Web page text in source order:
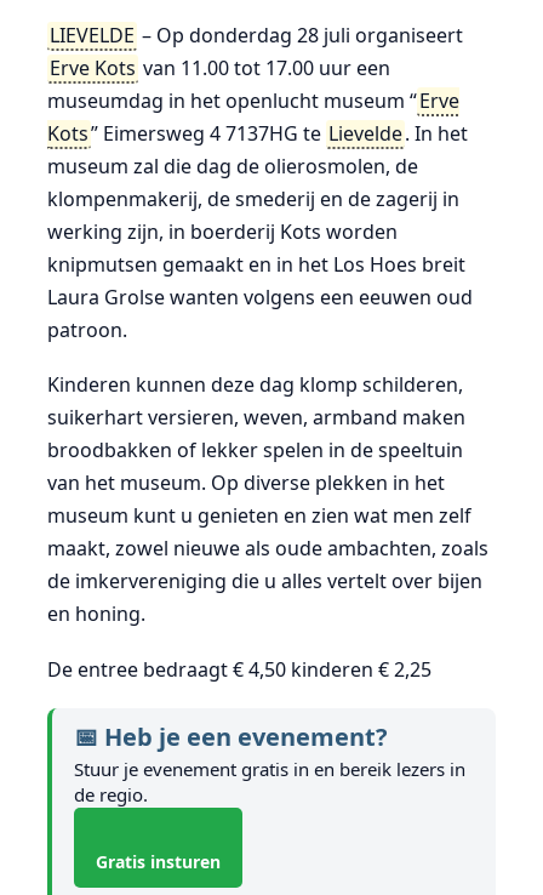
LIEVELDE – Op donderdag 28 juli organiseert
Erve Kots van 11.00 tot 17.00 uur een
museumdag in het openlucht museum “Erve
Kots” Eimersweg 4 7137HG te Lievelde. In het
museum zal die dag de olierosmolen, de
klompenmakerij, de smederij en de zagerij in
werking zijn, in boerderij Kots worden
knipmutsen gemaakt en in het Los Hoes breit
Laura Grolse wanten volgens een eeuwen oud
patroon.
Kinderen kunnen deze dag klomp schilderen,
suikerhart versieren, weven, armband maken
broodbakken of lekker spelen in de speeltuin
van het museum. Op diverse plekken in het
museum kunt u genieten en zien wat men zelf
maakt, zowel nieuwe als oude ambachten, zoals
de imkervereniging die u alles vertelt over bijen
en honing.
De entree bedraagt € 4,50 kinderen € 2,25
📅 Heb je een evenement?
Stuur je evenement gratis in en bereik lezers in
de regio.
Gratis insturen